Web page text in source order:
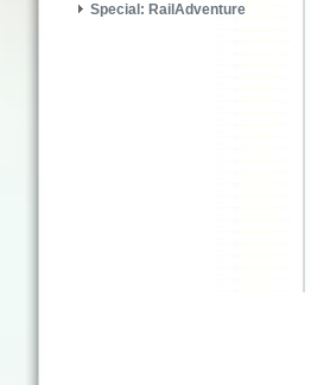
Special: RailAdventure